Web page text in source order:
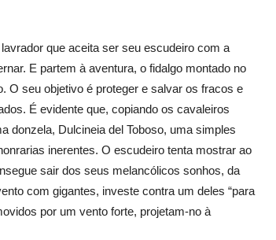
que aceita ser seu escudeiro com a
E partem à aventura, o fidalgo montado no
O seu objetivo é proteger e salvar os fracos e
É evidente que, copiando os cavaleiros
donzela, Dulcineia del Toboso, uma simples
inerentes. O escudeiro tenta mostrar ao
sair dos seus melancólicos sonhos, da
com gigantes, investe contra um deles “para
por um vento forte, projetam-no à